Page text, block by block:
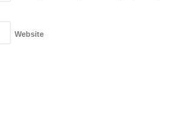
Website